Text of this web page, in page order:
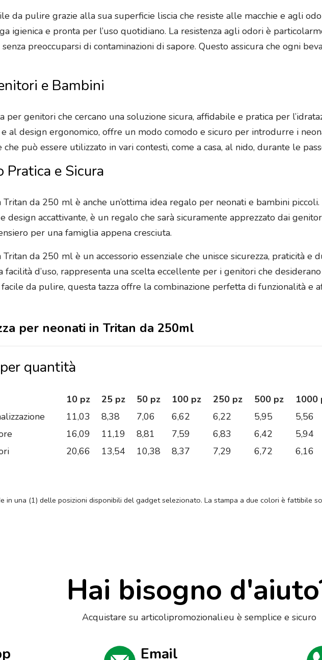
da pulire grazie alla sua superficie liscia che resiste alle macchie e agli
igienica e pronta per l’uso quotidiano. La resistenza agli odori è
preoccuparsi di contaminazioni di sapore. Questo assicura che ogni
e Bambini
per genitori che cercano una soluzione sicura, affidabile e pratica per
al design ergonomico, offre un modo comodo e sicuro per introdurre i
che può essere utilizzato in vari contesti, come a casa, al nido, durante le
Pratica e Sicura
Tritan da 250 ml è anche un’ottima idea regalo per neonati e bambini
design accattivante, è un regalo che sarà sicuramente apprezzato dai
per una famiglia appena cresciuta.
Tritan da 250 ml è un accessorio essenziale che unisce sicurezza, praticità e
facilità d’uso, rappresenta una scelta eccellente per i genitori che
da pulire, questa tazza offre la combinazione perfetta di funzionalità e
per neonati in Tritan da 250ml
quantità
10 pz 25 pz 50 pz 100 pz 250 pz 500 pz 1000
11,03 8,38 7,06 6,62 6,22 5,95 5,56
16,09 11,19 8,81 7,59 6,83 6,42 5,94
20,66 13,54 10,38 8,37 7,29 6,72 6,16
in una (1) delle posizioni disponibili del gadget selezionato. La stampa a due colori è fattibile
Hai bisogno
Acquistare su articolipromozionali.eu è semplice e sicuro
Email